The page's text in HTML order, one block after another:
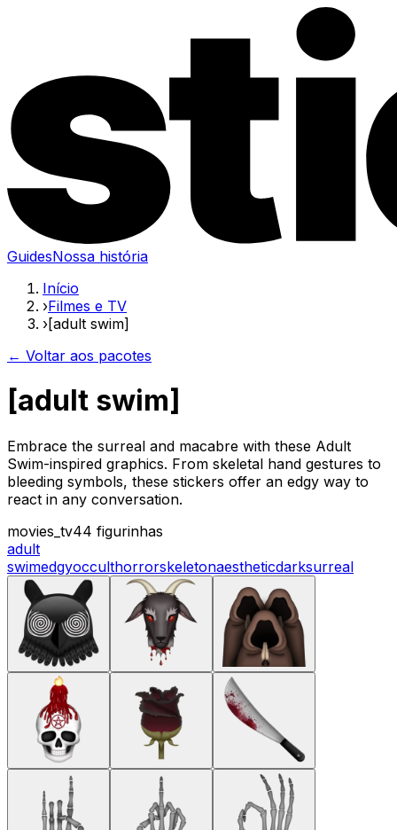
GuidesNossa história
Início
›Filmes e TV
› [adult swim]
← Voltar aos pacotes
[adult swim]
Embrace the surreal and macabre with these Adult
Swim-inspired graphics. From skeletal hand gestures to
bleeding symbols, these stickers offer an edgy way to
react in any conversation.
movies_tv44 figurinhas
adult
swimedgyocculthorrorskeletonaestheticdarksurreal